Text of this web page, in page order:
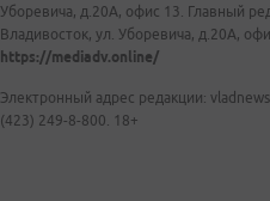
Уборевича, д.20А, офис 13. Главный
Владивосток, ул. Уборевича, д.20А,
https://mediadv.online/
Электронный адрес редакции:
(423) 249-8-800. 18+